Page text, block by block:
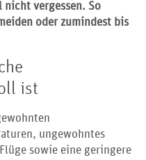
vergessen. So
oder zumindest bis
ist
ungewohntes
sowie eine geringere